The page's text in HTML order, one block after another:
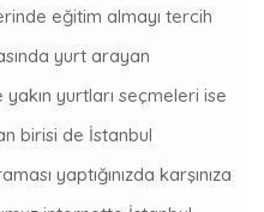
eğitim almayı tercih
yurt arayan
yurtları seçmeleri ise
birisi de İstanbul
yaptığınızda karşınıza